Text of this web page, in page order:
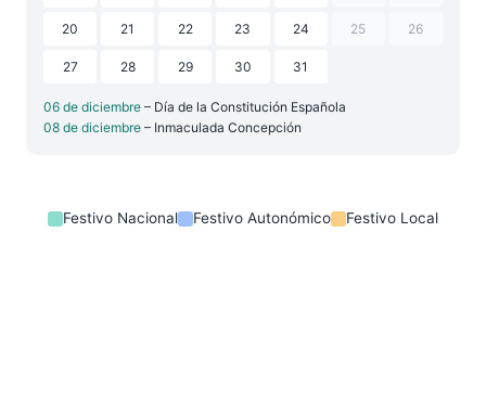
20 21 22 23 24 25 26
27 28 29 30 31
06 de diciembre – Día de la Constitución Española
08 de diciembre – Inmaculada Concepción
Festivo Nacional Festivo Autonómico Festivo Local